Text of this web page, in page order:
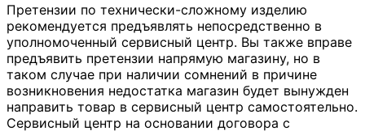
Претензии по технически-сложному изделию
рекомендуется предъявлять непосредственно в
уполномоченный сервисный центр. Вы также вправе
предъявить претензии напрямую магазину, но в
таком случае при наличии сомнений в причине
возникновения недостатка магазин будет вынужден
направить товар в сервисный центр самостоятельно.
Сервисный центр на основании договора с